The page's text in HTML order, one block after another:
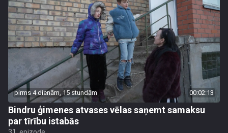
pirms 4 dienām, 15 stundām 00:02:13
Bindru ģimenes atvases vēlas saņemt samaksu
par tīrību istabās